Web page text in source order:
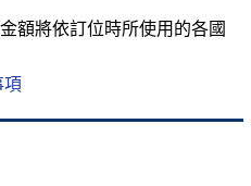
額將依訂位時所使用的各國